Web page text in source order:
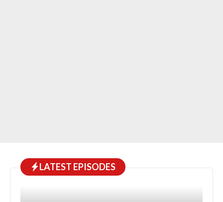
LATEST EPISODES